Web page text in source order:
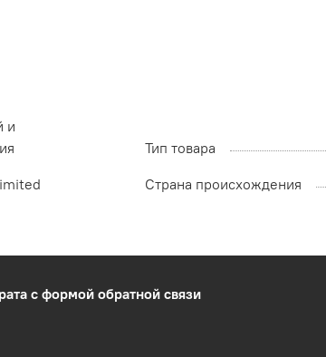
и
Тип товара
Страна происхождения
с формой обратной связи